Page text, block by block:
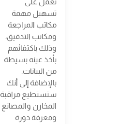
تسهيل مهمة
مكاتب المراجعة
ومكاتب التدقيق،
وذلك باكتفائهم
بأخذ عينه بسيطة
من البيانات.
بالإضافة إلى أنك
ستستطيع مراقبة
المخازن والمصانع
ومعرفة دورة